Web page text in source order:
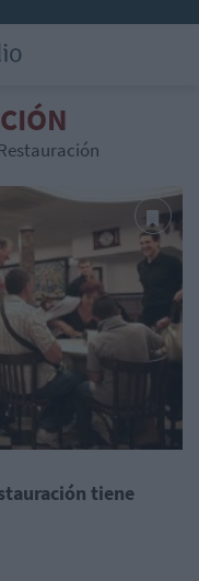
tiene